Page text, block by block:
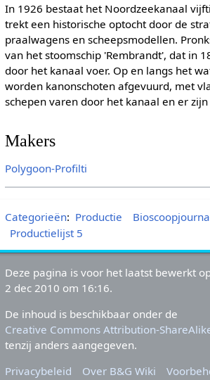
In 1926 bestaat het Noordzeekanaal
trekt een historische optocht door de
praalwagens en scheepsmodellen.
van het stoomschip 'Rembrandt', dat in
door het kanaal voer. Op en langs het
worden kanonschoten afgevuurd, met
schepen varen door het kanaal en er
Makers
Polygoon-Profilti
Categorieën: Productie
Productielijst 5
Deze pagina is voor het laatst bewerkt
2 dec 2010 om 16:16.
De inhoud is beschikbaar onder de
Creative Commons Attribution-
tenzij anders aangegeven.
Privacybeleid
Over B&G Wiki